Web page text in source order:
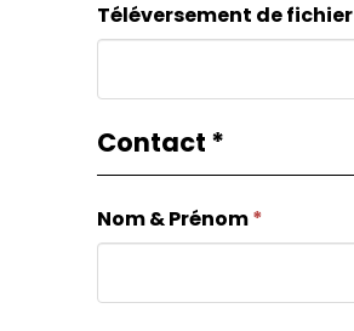
Téléversement de fichier
Contact *
Nom & Prénom*
remplissez
ce
champ.